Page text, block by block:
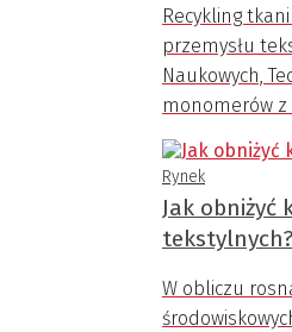
Recykling
przemysłu
Naukowych,
monomerów z
Rynek
Jak obniżyć
tekstylnych?
W obliczu